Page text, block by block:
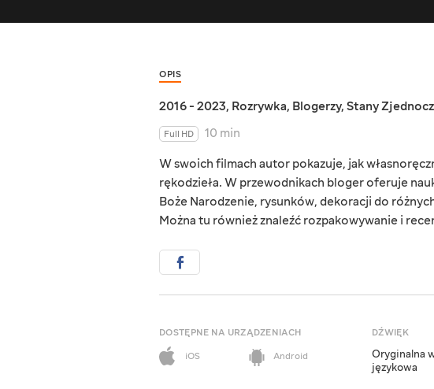
OPIS
2016 - 2023, Rozrywka, Blogerzy, Stany
Full HD
10 min
W swoich filmach autor pokazuje, jak
rękodzieła. W przewodnikach bloger oferuje
Boże Narodzenie, rysunków, dekoracji do
Można tu również znaleźć rozpakowywanie i
DOSTĘPNE NA URZĄDZENIACH
iOS
Android
DŹWIĘK
Oryginalna
językowa